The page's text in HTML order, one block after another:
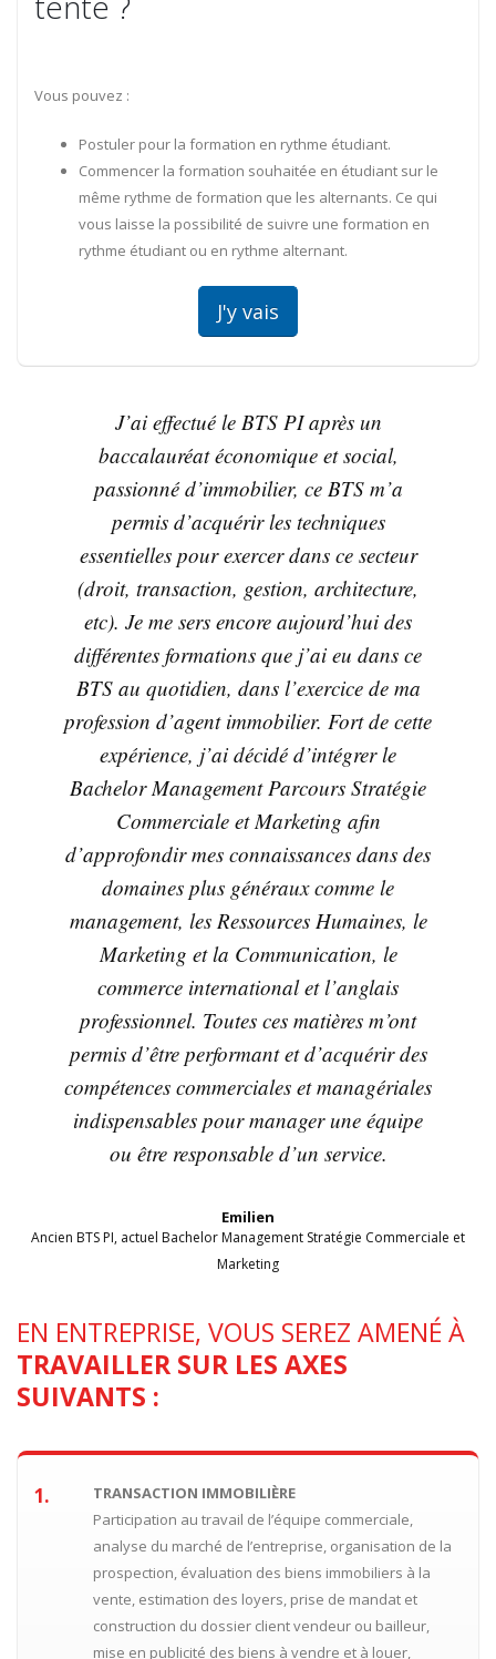
Vous pouvez :
Postuler pour la formation en rythme étudiant.
Commencer la formation souhaitée en étudiant sur le
même rythme de formation que les alternants. Ce qui
vous laisse la possibilité de suivre une formation en
rythme étudiant ou en rythme alternant.
J'y vais
J’ai effectué le BTS PI après un
baccalauréat économique et social,
passionné d’immobilier, ce BTS m’a
permis d’acquérir les techniques
essentielles pour exercer dans ce secteur
(droit, transaction, gestion, architecture,
etc). Je me sers encore aujourd’hui des
différentes formations que j’ai eu dans ce
BTS au quotidien, dans l’exercice de ma
profession d’agent immobilier. Fort de cette
expérience, j’ai décidé d’intégrer le
Bachelor Management Parcours Stratégie
Commerciale et Marketing afin
d’approfondir mes connaissances dans des
domaines plus généraux comme le
management, les Ressources Humaines, le
Marketing et la Communication, le
commerce international et l’anglais
professionnel. Toutes ces matières m’ont
permis d’être performant et d’acquérir des
compétences commerciales et managériales
indispensables pour manager une équipe
ou être responsable d’un service.
Emilien
Ancien BTS PI, actuel Bachelor Management Stratégie Commerciale et
Marketing
EN ENTREPRISE, VOUS SEREZ AMENÉ À
TRAVAILLER SUR LES AXES
SUIVANTS :
1.
TRANSACTION IMMOBILIÈRE
Participation au travail de l’équipe commerciale,
analyse du marché de l’entreprise, organisation de la
prospection, évaluation des biens immobiliers à la
vente, estimation des loyers, prise de mandat et
construction du dossier client vendeur ou bailleur,
mise en publicité des biens à vendre et à louer,